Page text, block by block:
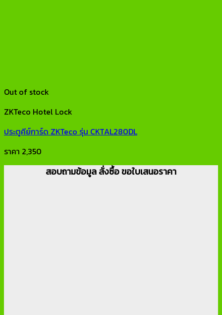
Out of stock
ZKTeco Hotel Lock
ประตูคีย์การ์ด ZKTeco รุ่น CKTAL280DL
ราคา 2,350
สอบถามข้อมูล สั่งซื้อ ขอใบเสนอราคา